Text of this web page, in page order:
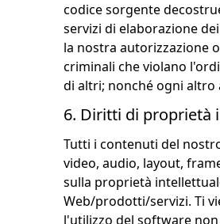
codice sorgente
servizi di elaborazione
la nostra autorizzazione
criminali che violano
di altri; nonché ogni altro
6. Diritti di proprietà
Tutti i contenuti del
video, audio, layout,
sulla proprietà
Web/prodotti/servizi. Ti
l'utilizzo del software